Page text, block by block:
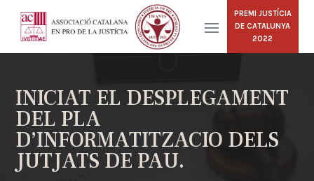
PREMI JUSTÍCIA
DE CATALUNYA
2022
INICIAT EL DESPLEGAMENT
DEL PLA
D’INFORMATITZACIO DELS
JUTJATS DE PAU.